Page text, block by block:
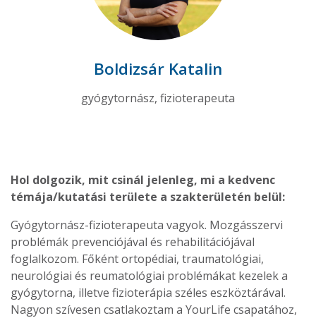
Boldizsár Katalin
gyógytornász, fizioterapeuta
Hol dolgozik, mit csinál jelenleg, mi a kedvenc
témája/kutatási területe a szakterületén belül:
Gyógytornász-fizioterapeuta vagyok. Mozgásszervi
problémák prevenciójával és rehabilitációjával
foglalkozom. Főként ortopédiai, traumatológiai,
neurológiai és reumatológiai problémákat kezelek a
gyógytorna, illetve fizioterápia széles eszköztárával.
Nagyon szívesen csatlakoztam a YourLife csapatához,